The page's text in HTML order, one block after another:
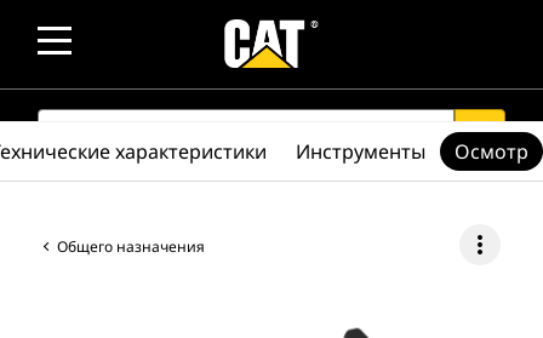
SEARCH search
Общего назначения more_vert
характеристики Инструменты Осмотр